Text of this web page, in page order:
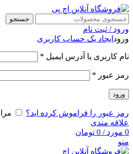
جستجو
ورود / ثبت نام
ورود ایجاد یک حساب کاربری
نام کاربری یا آدرس ایمیل *
رمز عبور *
ورود
رمز عبور را فراموش کرده اید؟
علاقه مندی
0 مورد /
0 تومان
منو